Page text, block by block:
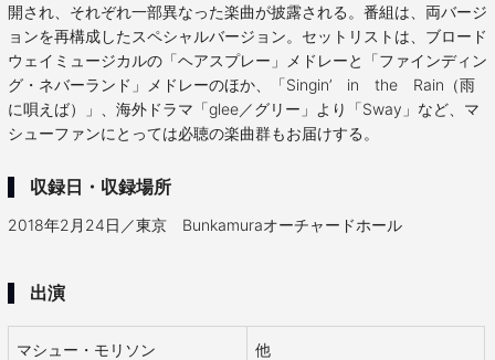
開され、それぞれ一部異なった楽曲が披露される。番組は、両バージ
ョンを再構成したスペシャルバージョン。セットリストは、ブロード
ウェイミュージカルの「ヘアスプレー」メドレーと「ファインディン
グ・ネバーランド」メドレーのほか、「Singin’ in the Rain（雨
に唄えば）」、海外ドラマ「glee／グリー」より「Sway」など、マ
シューファンにとっては必聴の楽曲群もお届けする。
収録日・収録場所
2018年2月24日／東京 Bunkamuraオーチャードホール
出演
マシュー・モリソン 他